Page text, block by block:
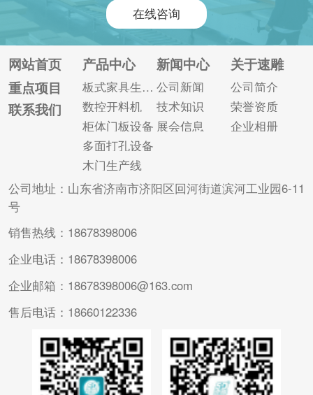
产购机流程，希望可
产线采购流程： 1、
预购讲解与沟通：客
户咨询后，蓝象会安
排销售工程师与客户
联系，根据客户需求
优点，被广泛应用于
家具生产中。此外，
数控开料设备功能强
大，可实现开料、冲
孔、开槽等操作。而
且因为价格比较合
理，所以受到厂家的
在线咨询
网站首页
重点项目
联系我们
产品中心
板式家具生产线
数控开料机
柜体门板设备
多面打孔设备
木门生产线
新闻中心
公司新闻
技术知识
展会信息
关于速雕
公司简介
荣誉资质
企业相册
公司地址：山东省济南市济阳区回河街道滨河工业园6-11
号
销售热线：18678398006
企业电话：18678398006
企业邮箱：18678398006@163.com
售后电话：18660122336